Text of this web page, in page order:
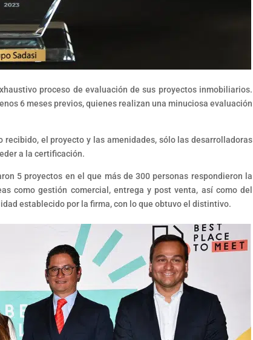
proceso de evaluación de sus proyectos inmobiliarios.
6 meses previos, quienes realizan una minuciosa evaluación
el proyecto y las amenidades, sólo las desarrolladoras
a la certificación.
5 proyectos en el que más de 300 personas respondieron la
como gestión comercial, entrega y post venta, así como del
establecido por la firma, con lo que obtuvo el distintivo.